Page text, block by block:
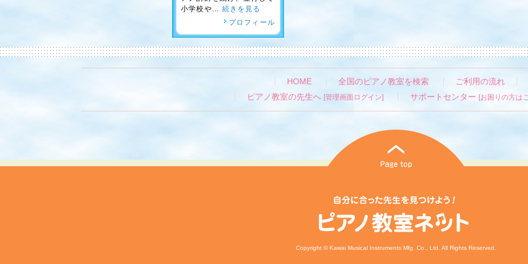
小学校や... 続きを見る
プロフィール
HOME 全国のピアノ教室を検索
ご利用の流れ
ピアノ教室の先生へ [管理画面ログイン] サポートセンター [お困りの方は
Copyright © Kawai Musical Instruments Mfg. Co., Ltd. All Rights Reserved.